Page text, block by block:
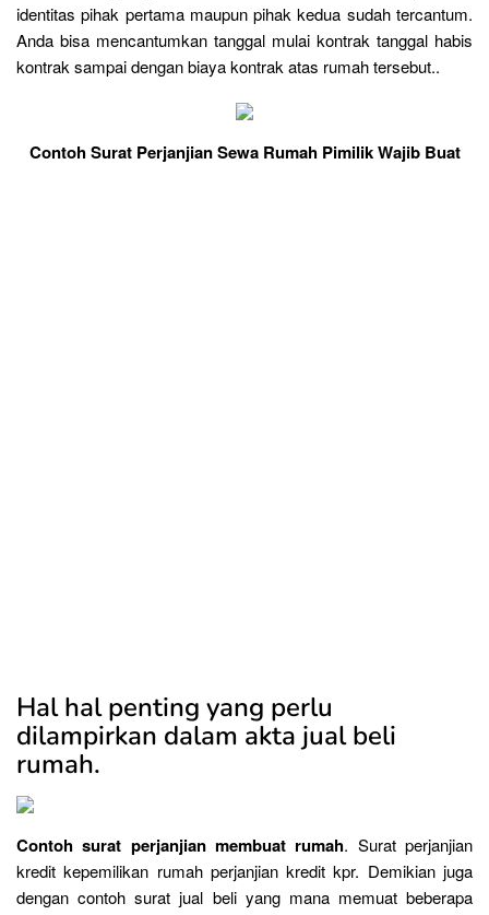
identitas pihak pertama maupun pihak kedua sudah tercantum.
Anda bisa mencantumkan tanggal mulai kontrak tanggal habis
kontrak sampai dengan biaya kontrak atas rumah tersebut..
Contoh Surat Perjanjian Sewa Rumah Pimilik Wajib Buat
Hal hal penting yang perlu
dilampirkan dalam akta jual beli
rumah.
Contoh surat perjanjian membuat rumah. Surat perjanjian
kredit kepemilikan rumah perjanjian kredit kpr. Demikian juga
dengan contoh surat jual beli yang mana memuat beberapa